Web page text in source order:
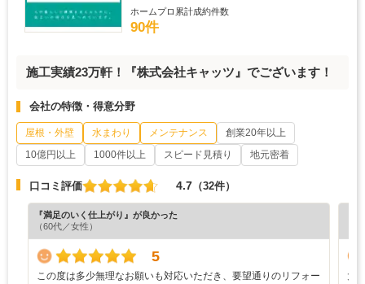
ホームプロ累計成約件数
90件
施工実績23万軒！『株式会社キャッツ』でございます！
会社の特徴・得意分野
屋根・外壁 水まわり メンテナンス
創業20年以上
10億円以上
1000件以上 スピード見積り 地元密着
口コミ評価 4.7 （32件）
『満足のいく仕上がり』が良かった
（60代／女性）
5
この度は多少無理なお願いも対応いただき、要望通りのリフォー 大